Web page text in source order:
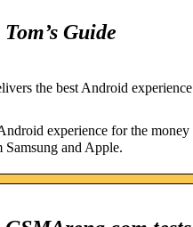
Guide
the best Android
experience for the
Samsung and Apple.